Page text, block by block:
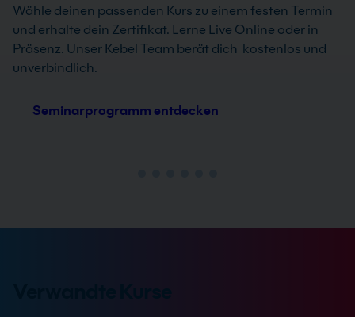
Wähle deinen passenden Kurs zu einem festen Termin
und erhalte dein Zertifikat. Lerne Live Online oder in
Präsenz. Unser Kebel Team berät dich kostenlos und
unverbindlich.
Seminarprogramm entdecken